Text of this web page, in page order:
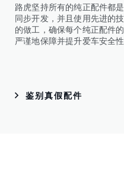
路虎坚持所有的纯正配件都
同步开发，并且使用先进的
的做工，确保每个纯正配件
严谨地保障并提升爱车安全
鉴别真假配件